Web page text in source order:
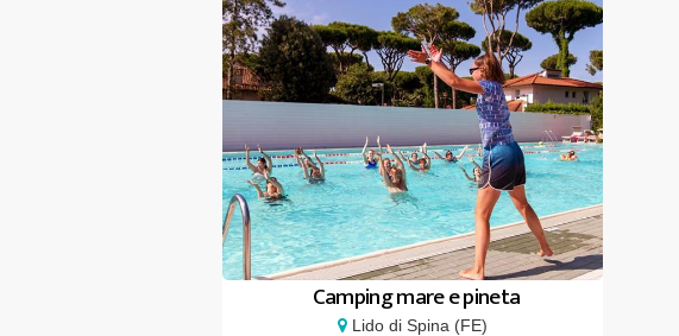
Camping mare e pineta
Lido di Spina (FE)